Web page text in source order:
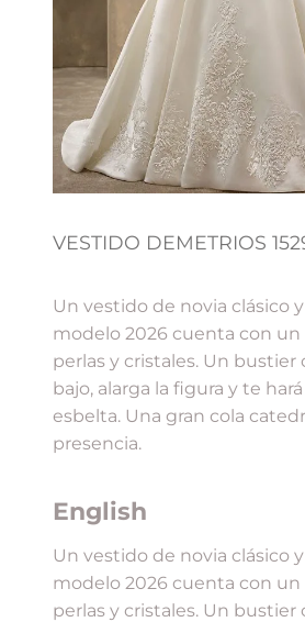
VESTIDO DEMETRIOS
Un vestido de novia clásico
modelo 2026 cuenta con
perlas y cristales. Un bustier
bajo, alarga la figura y te
esbelta. Una gran cola
presencia.
English
Un vestido de novia clásico
modelo 2026 cuenta con
perlas y cristales. Un bustier